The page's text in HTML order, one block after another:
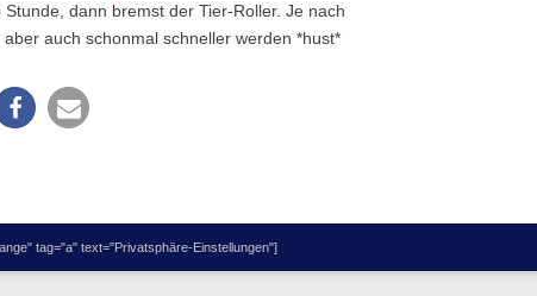
dann bremst der Tier-Roller. Je nach
auch schonmal schneller werden *hust*
393
tag="a" text="Privatsphäre-Einstellungen"]